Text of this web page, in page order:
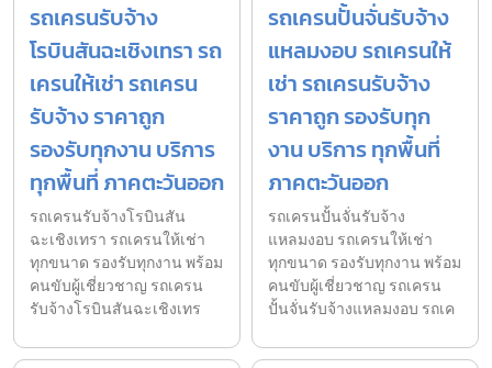
รถเครนรับจ้าง
โรบินสันฉะเชิงเทรา รถ
เครนให้เช่า รถเครน
รับจ้าง ราคาถูก
รองรับทุกงาน บริการ
ทุกพื้นที่ ภาคตะวันออก
รถเครนรับจ้างโรบินสัน
ฉะเชิงเทรา รถเครนให้เช่า
ทุกขนาด รองรับทุกงาน พร้อม
คนขับผู้เชี่ยวชาญ รถเครน
รับจ้างโรบินสันฉะเชิงเทร
รถเครนปั้นจั่นรับจ้าง
แหลมงอบ รถเครนให้
เช่า รถเครนรับจ้าง
ราคาถูก รองรับทุก
งาน บริการ ทุกพื้นที่
ภาคตะวันออก
รถเครนปั้นจั่นรับจ้าง
แหลมงอบ รถเครนให้เช่า
ทุกขนาด รองรับทุกงาน พร้อม
คนขับผู้เชี่ยวชาญ รถเครน
ปั้นจั่นรับจ้างแหลมงอบ รถเค